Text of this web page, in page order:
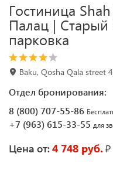
Гостиница
Палац | Cтарый
парковка
Baku, Qosha Qala street
Отдел бронирования:
8 (800) 707-55-86
+7 (963) 615-33-55 для
Цена от: 4 748 руб. ₽